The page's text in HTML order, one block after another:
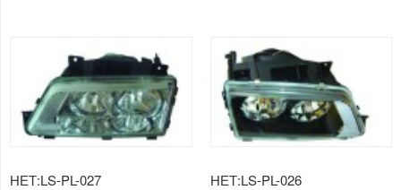
НЕТ:LS-PL-027
НЕТ:LS-PL-026